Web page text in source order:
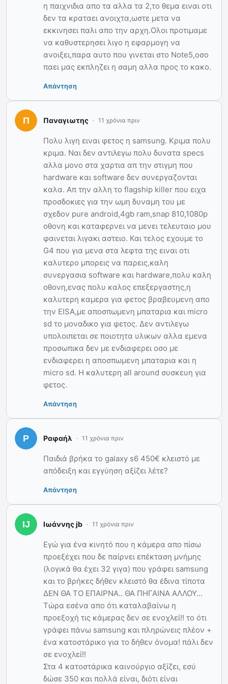
η παιχνιδια απο τα αλλα τα 2,το θεμα ειναι οτι
δεν τα κραταει ανοιχτα,ωστε μετα να
εκκινησει παλι απο την αρχη.Ολοι προτιμαμε
να καθυστερησει λιγο η εφαρμογη να
ανοιξει,παρα αυτο που γινεται στο Note5,οσο
παει μας εκπληζει η σαμη αλλα προς το κακο.
Απάντηση
Παναγιωτης 11 χρόνια πριν
Πολυ λιγη ειναι φετος η samsung. Κριμα πολυ
κριμα. Ναι δεν αντιλεγω πολυ δυνατα specs
αλλα μονο στα χαρτια απ την στιγμη που
hardware και software δεν συνεργαζονται
καλα. Απ την αλλη το flagship killer που ειχα
προσδοκιες για την ωμη δυναμη του με
σχεδον pure android,4gb ram,snap 810,1080p
οθονη και καταφερνει να μενει τελευταιο μου
φαινεται λιγακι αστειο. Και τελος εχουμε το
G4 που για μενα στα λεφτα της ειναι οτι
καλυτερο μπορεις να παρεις,καλη
συνεργασια software και hardware,πολυ καλη
οθονη,ενας πολυ καλος επεξεργαστης,η
καλυτερη καμερα για φετος βραβευμενη απο
την EISA,με αποσπωμενη μπαταρια και micro
sd το μοναδικο για φετος. Δεν αντιλεγω
υπολοιπεται σε ποιοτητα υλικων αλλα εμενα
προσωπικα δεν με ενδιαφερει οσο με
ενδιαφερει η αποσπωμενη μπαταρια και η
micro sd. Η καλυτερη all around συσκευη για
φετος.
Απάντηση
Ραφαήλ 11 χρόνια πριν
Παιδιά βρήκα το galaxy s6 450€ κλειστό με
απόδειξη και εγγύηση αξίζει λέτε?
Απάντηση
Ιωάννης jb 11 χρόνια πριν
Εγώ για ένα κινητό που η κάμερα απο πίσω
προεξέχει που δε παίρνει επέκταση μνήμης
(λογικά θα έχει 32 γιγα) που γράφει samsung
και το βρήκες δήθεν κλειστό θα έδινα τίποτα
ΔΕΝ ΘΑ ΤΟ ΕΠΑΙΡΝΑ.. ΘΑ ΠΗΓΑΙΝΑ ΑΛΛΟΥ…
Τώρα εσένα απο ότι καταλαβαίνω η
προεξοχή τις κάμερας δεν σε ενοχλεί!! το ότι
γράφει πάνω samsung και πληρώνεις πλέον +
ένα κατοστάρικο για το δήθεν όνομα! πάλι δεν
σε ενοχλεί!!
Στα 4 κατοστάρικα καινούργιο αξίζει, εσύ
δώσε 350 και πολλά είναι, διότι είναι